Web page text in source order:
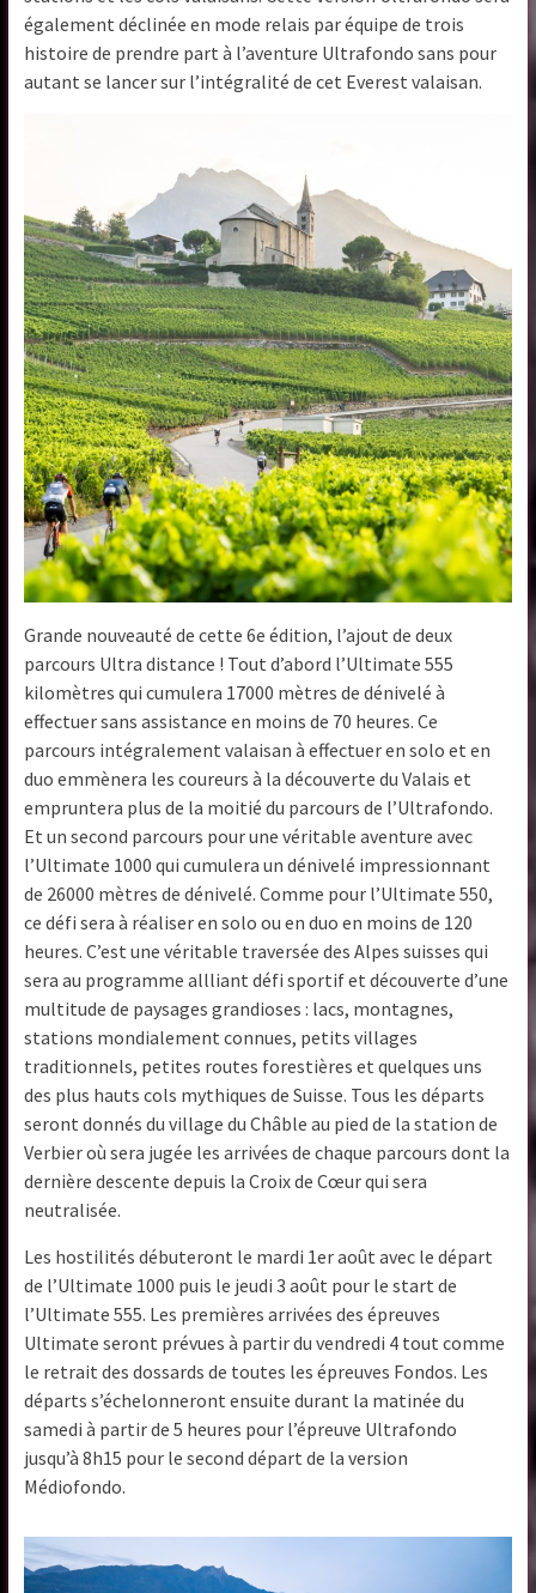
également déclinée en mode relais par équipe de trois
histoire de prendre part à l’aventure Ultrafondo sans pour
autant se lancer sur l’intégralité de cet Everest valaisan.
Grande nouveauté de cette 6e édition, l’ajout de deux
parcours Ultra distance ! Tout d’abord l’Ultimate 555
kilomètres qui cumulera 17000 mètres de dénivelé à
effectuer sans assistance en moins de 70 heures. Ce
parcours intégralement valaisan à effectuer en solo et en
duo emmènera les coureurs à la découverte du Valais et
empruntera plus de la moitié du parcours de l’Ultrafondo.
Et un second parcours pour une véritable aventure avec
l’Ultimate 1000 qui cumulera un dénivelé impressionnant
de 26000 mètres de dénivelé. Comme pour l’Ultimate 550,
ce défi sera à réaliser en solo ou en duo en moins de 120
heures. C’est une véritable traversée des Alpes suisses qui
sera au programme allliant défi sportif et découverte d’une
multitude de paysages grandioses : lacs, montagnes,
stations mondialement connues, petits villages
traditionnels, petites routes forestières et quelques uns
des plus hauts cols mythiques de Suisse. Tous les départs
seront donnés du village du Châble au pied de la station de
Verbier où sera jugée les arrivées de chaque parcours dont la
dernière descente depuis la Croix de Cœur qui sera
neutralisée.
Les hostilités débuteront le mardi 1er août avec le départ
de l’Ultimate 1000 puis le jeudi 3 août pour le start de
l’Ultimate 555. Les premières arrivées des épreuves
Ultimate seront prévues à partir du vendredi 4 tout comme
le retrait des dossards de toutes les épreuves Fondos. Les
départs s’échelonneront ensuite durant la matinée du
samedi à partir de 5 heures pour l’épreuve Ultrafondo
jusqu’à 8h15 pour le second départ de la version
Médiofondo.